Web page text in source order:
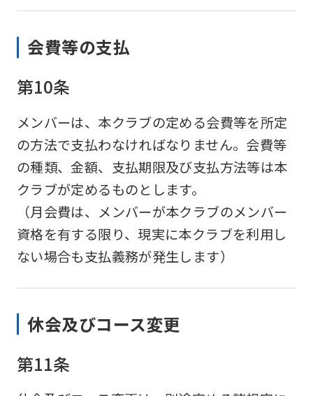
会費等の支払
第10条
メンバーは、本クラブの定める会費等を所定
の方法で支払わなければなりません。会費等
の種類、金額、支払期限及び支払方法等は本
クラブが定めるものとします。
（月会費は、メンバーが本クラブのメンバー
資格を有する限り、現実に本クラブを利用し
ない場合も支払義務が発生します）
休会及びコース変更
第11条
foreigners
website
is
automatically
translated
into
English.
Click
below